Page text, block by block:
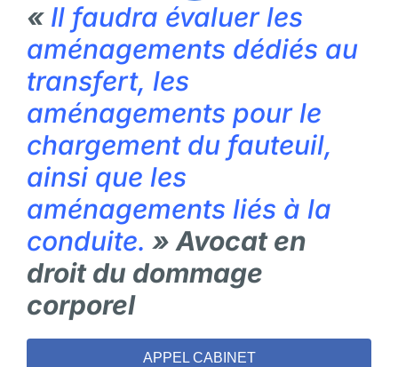
« Il faudra évaluer les
aménagements dédiés au
transfert, les
aménagements pour le
chargement du fauteuil,
ainsi que les
aménagements liés à la
conduite. » Avocat en
droit du dommage
corporel
APPEL CABINET